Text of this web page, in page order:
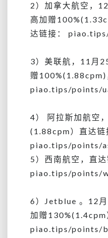
2）加拿大航空，
高加赠
达链接：
3）美联航，11月
赠100%(1.88cpm)
piao.tips/points/
4） 阿拉斯加航空
(1.88cpm）直达链
piao.tips/points/
5）西南航空，直达
piao.tips/points/
6）Jetblue 。12
加赠130%(1.4cpm
piao.tips/points/